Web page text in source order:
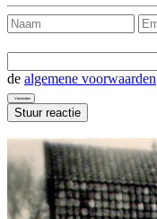
de algemene voorwaarden